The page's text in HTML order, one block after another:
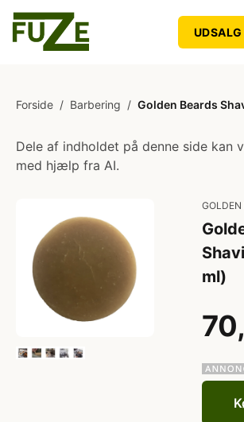
UDSALG
Forside / Barbering / Golden Beards
Dele af indholdet på denne side kan
med hjælp fra AI.
GOLDEN
ml)